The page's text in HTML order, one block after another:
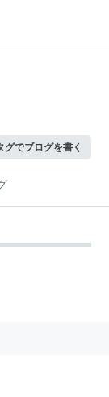
グでブログを書く